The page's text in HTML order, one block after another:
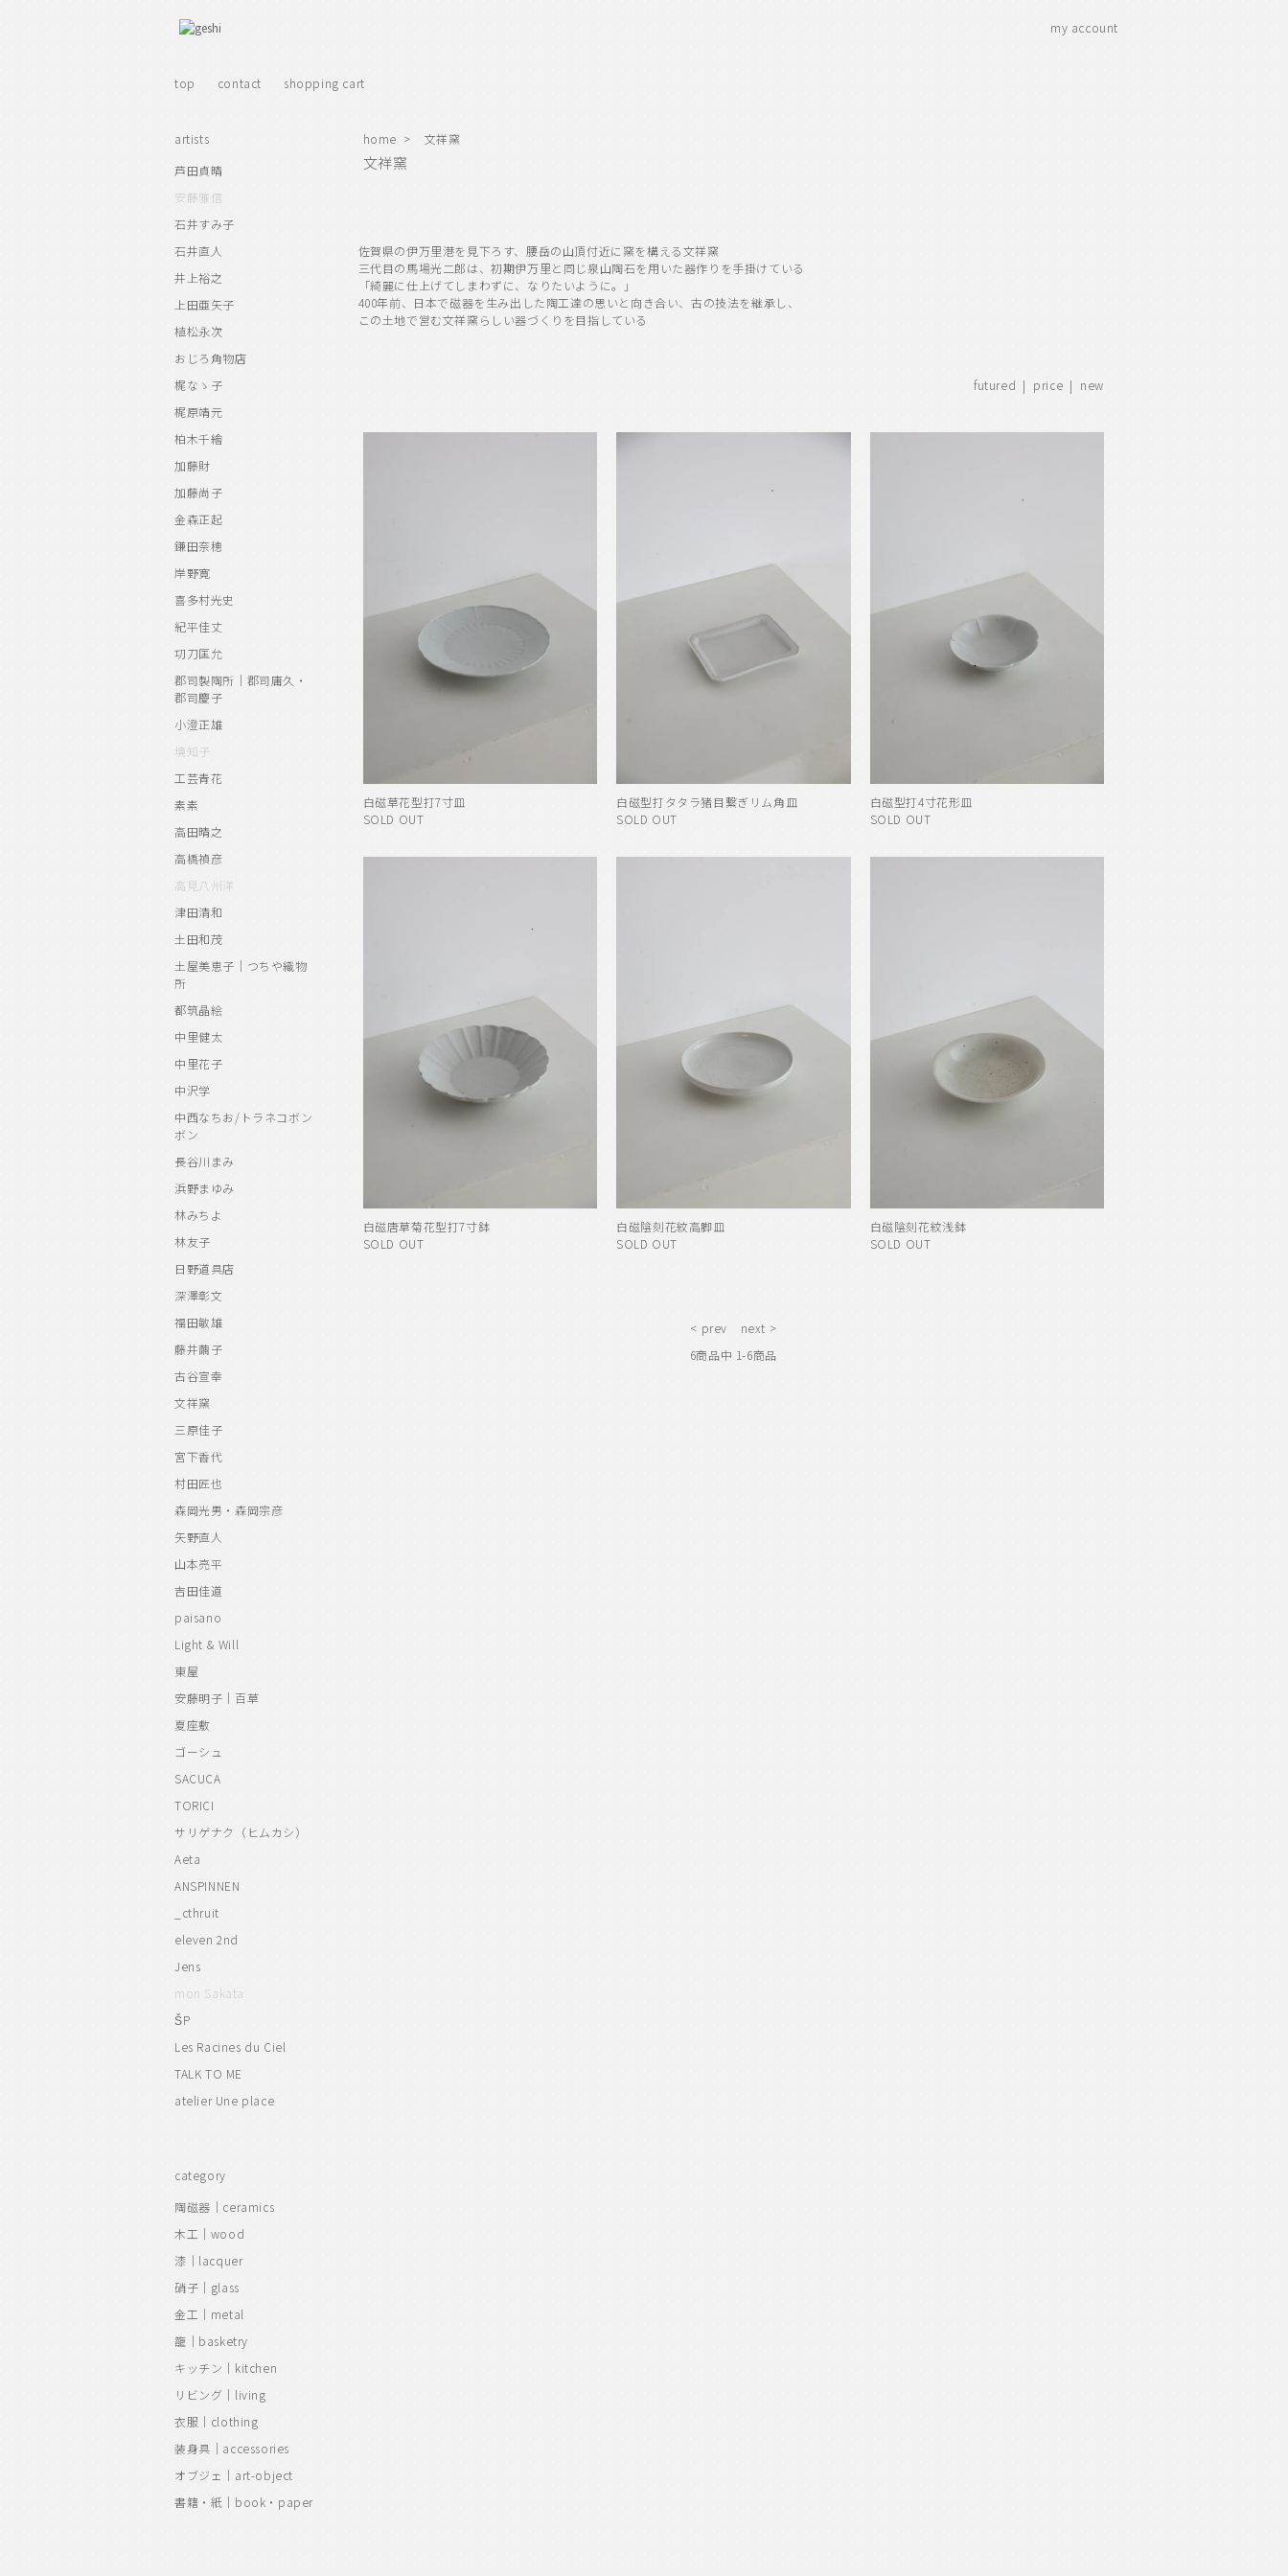
my account
top contact shopping cart
home > 文祥窯
文祥窯
佐賀県の伊万里港を見下ろす、腰岳の山頂付近に窯を構える文祥窯
三代目の馬場光二郎は、初期伊万里と同じ泉山陶石を用いた器作りを手掛けている
「綺麗に仕上げてしまわずに、なりたいように。」
400年前、日本で磁器を生み出した陶工達の思いと向き合い、古の技法を継承し、
この土地で営む文祥窯らしい器づくりを目指している
futured | price | new
白磁草花型打7寸皿
SOLD OUT
白磁型打タタラ猪目繋ぎリム角皿
SOLD OUT
白磁型打4寸花形皿
SOLD OUT
白磁唐草菊花型打7寸鉢
SOLD OUT
白磁陰刻花紋高脚皿
SOLD OUT
白磁陰刻花紋浅鉢
SOLD OUT
< prev
next >
6商品中 1-6商品
artists
芦田貞晴
安藤雅信
石井すみ子
石井直人
井上裕之
上田亜矢子
植松永次
おじろ角物店
梶なゝ子
梶原靖元
柏木千繪
加藤財
加藤尚子
金森正起
鎌田奈穂
岸野寛
喜多村光史
紀平佳丈
㓛刀匡允
郡司製陶所｜郡司庸久・
郡司慶子
小澄正雄
境知子
工芸青花
素素
高田晴之
高橋禎彦
高見八州洋
津田清和
土田和茂
土屋美恵子｜つちや織物
所
都筑晶絵
中里健太
中里花子
中沢学
中西なちお/トラネコボン
ボン
長谷川まみ
浜野まゆみ
林みちよ
林友子
日野道具店
深澤彰文
福田敏雄
藤井繭子
古谷宣幸
文祥窯
三原佳子
宮下香代
村田匠也
森岡光男・森岡宗彦
矢野直人
山本亮平
吉田佳道
paisano
Light & Will
東屋
安藤明子｜百草
夏座敷
ゴーシュ
SACUCA
TORICI
サリゲナク（ヒムカシ）
Aeta
ANSPINNEN
_cthruit
eleven 2nd
Jens
mon Sakata
ŠP
Les Racines du Ciel
TALK TO ME
atelier Une place
category
陶磁器｜ceramics
木工｜wood
漆｜lacquer
硝子｜glass
金工｜metal
籠｜basketry
キッチン｜kitchen
リビング｜living
衣服｜clothing
装身具｜accessories
オブジェ｜art-object
書籍・紙｜book・paper